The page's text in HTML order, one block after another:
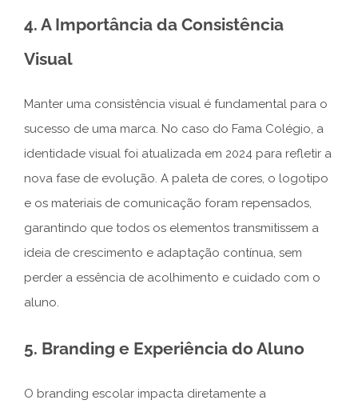
4. A Importância da Consistência
Visual
Manter uma consistência visual é fundamental para o
sucesso de uma marca. No caso do Fama Colégio, a
identidade visual foi atualizada em 2024 para refletir a
nova fase de evolução. A paleta de cores, o logotipo
e os materiais de comunicação foram repensados,
garantindo que todos os elementos transmitissem a
ideia de crescimento e adaptação contínua, sem
perder a essência de acolhimento e cuidado com o
aluno.
5. Branding e Experiência do Aluno
O branding escolar impacta diretamente a